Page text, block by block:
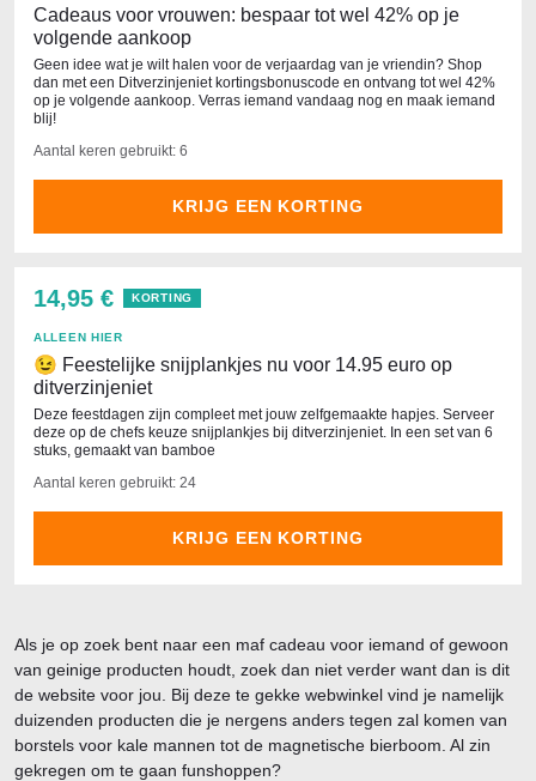
Cadeaus voor vrouwen: bespaar tot wel 42% op je
volgende aankoop
Geen idee wat je wilt halen voor de verjaardag van je vriendin? Shop
dan met een Ditverzinjeniet kortingsbonuscode en ontvang tot wel 42%
op je volgende aankoop. Verras iemand vandaag nog en maak iemand
blij!
Aantal keren gebruikt: 6
KRIJG EEN KORTING
14,95 € KORTING
ALLEEN HIER
😉 Feestelijke snijplankjes nu voor 14.95 euro op
ditverzinjeniet
Deze feestdagen zijn compleet met jouw zelfgemaakte hapjes. Serveer
deze op de chefs keuze snijplankjes bij ditverzinjeniet. In een set van 6
stuks, gemaakt van bamboe
Aantal keren gebruikt: 24
KRIJG EEN KORTING
Als je op zoek bent naar een maf cadeau voor iemand of gewoon
van geinige producten houdt, zoek dan niet verder want dan is dit
de website voor jou. Bij deze te gekke webwinkel vind je namelijk
duizenden producten die je nergens anders tegen zal komen van
borstels voor kale mannen tot de magnetische bierboom. Al zin
gekregen om te gaan funshoppen?